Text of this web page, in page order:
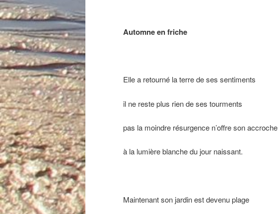
Automne en friche
Elle a retourné la terre de ses sentiments
il ne reste plus rien de ses tourments
pas la moindre résurgence n’offre son accroche
à la lumière blanche du jour naissant.
Maintenant son jardin est devenu plage